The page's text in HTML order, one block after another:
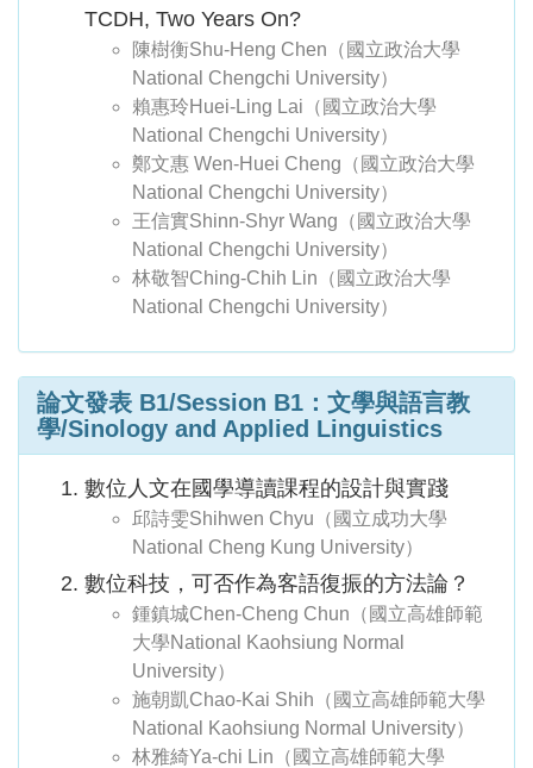
TCDH, Two Years On?
陳樹衡Shu-Heng Chen（國立政治大學
National Chengchi University）
賴惠玲Huei-Ling Lai（國立政治大學
National Chengchi University）
鄭文惠 Wen-Huei Cheng（國立政治大學
National Chengchi University）
王信實Shinn-Shyr Wang（國立政治大學
National Chengchi University）
林敬智Ching-Chih Lin（國立政治大學
National Chengchi University）
論文發表 B1/Session B1：文學與語言教
學/Sinology and Applied Linguistics
數位人文在國學導讀課程的設計與實踐
邱詩雯Shihwen Chyu（國立成功大學
National Cheng Kung University）
數位科技，可否作為客語復振的方法論？
鍾鎮城Chen-Cheng Chun（國立高雄師範
大學National Kaohsiung Normal
University）
施朝凱Chao-Kai Shih（國立高雄師範大學
National Kaohsiung Normal University）
林雅綺Ya-chi Lin（國立高雄師範大學